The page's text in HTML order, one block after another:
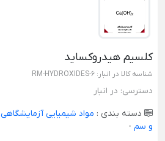
کلسیم هیدروکساید
شناسه کالا در انبار: RM-HYDROXIDES-6
دسترسی: در انبار
دسته بندی : مواد شیمیایی آزمایشگاهی
و سم -